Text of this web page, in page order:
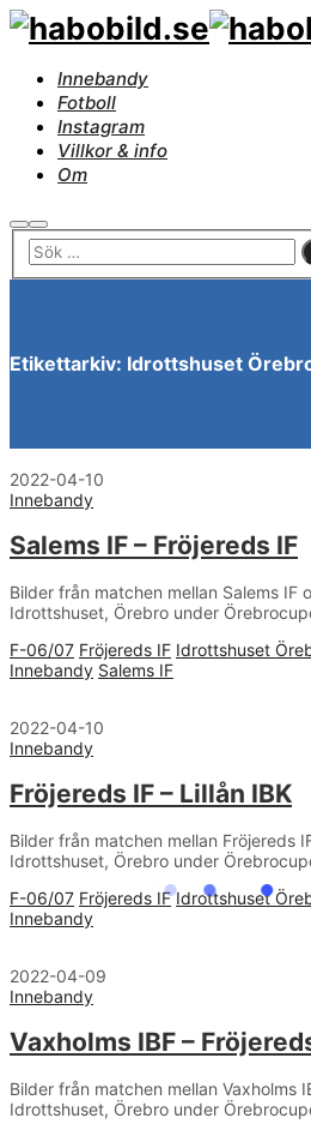
Innebandy
Fotboll
Instagram
Villkor & info
Om
SökHuvudmeny
Etikettarkiv: Idrottshuset
2022-04-10
Innebandy
Salems IF – Fröjereds IF
Bilder från matchen mellan Salems IF
Idrottshuset, Örebro under
F-06/07 Fröjereds IF Idrottshuset
Innebandy Salems IF
2022-04-10
Innebandy
Fröjereds IF – Lillån IBK
Bilder från matchen mellan Fröjereds
Idrottshuset, Örebro under
F-06/07 Fröjereds IF Idrottshuset
Innebandy
2022-04-09
Innebandy
Vaxholms IBF –
Bilder från matchen mellan Vaxholms
Idrottshuset, Örebro under